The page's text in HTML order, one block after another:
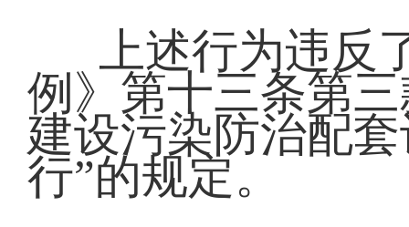
上述行为违
例》第十三条第
建设污染防治配
行”的规定。